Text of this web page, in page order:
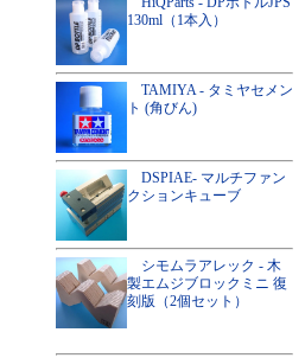
130ml（1本入）
TAMIYA - タミヤセメン
ト (角びん)
DSPIAE- マルチファン
クションキューブ
シモムラアレック - 木
製エムジブロックミニ 復
刻版（2個セット）